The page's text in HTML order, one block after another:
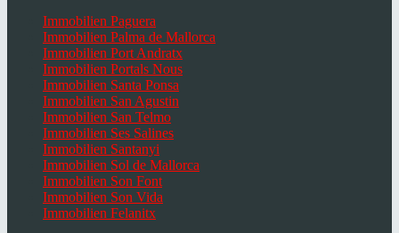
Immobilien Paguera
Immobilien Palma de Mallorca
Immobilien Port Andratx
Immobilien Portals Nous
Immobilien Santa Ponsa
Immobilien San Agustin
Immobilien San Telmo
Immobilien Ses Salines
Immobilien Santanyi
Immobilien Sol de Mallorca
Immobilien Son Font
Immobilien Son Vida
Immobilien Felanitx